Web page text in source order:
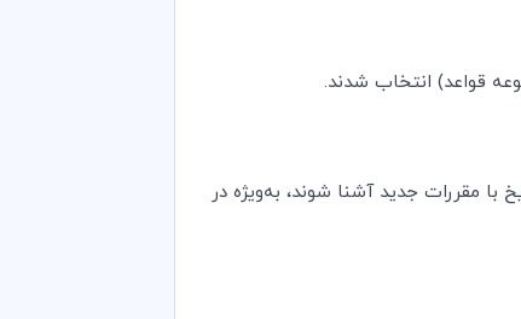
تاریخ با مقررات جدید آشنا شوند، به‌ویژه در